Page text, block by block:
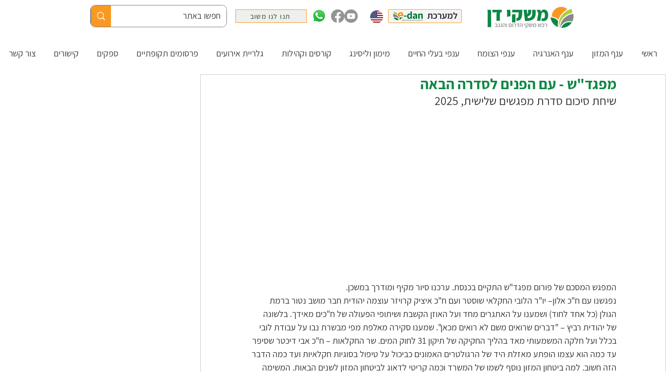
תנו לנו משוב
ראשי ענף המזון ענף האנרגיה ענפי הצומח ענפי בעלי החיים מימון וליסינג קורסים וקהילות גלריית אירועים פרסומים תקופתיים ספקים קישורים צור קשר
מפגד"ש - עם הפנים לסדרה הבאה
שיחת סיכום סדרת מפגשים שלישית, 2025
המפגש המסכם של פורום מפגד"ש התקיים בכנסת. ערכנו סיור מקיף ומודרך במשכן.
נפגשנו עם ח"כ אלון– יו"ר הלובי החקלאי שוסטר ועם ח"כ איציק קרויזר עוצמה יהודית חבר מושב נטור ברמת
הגולן (כל אחד לחוד) ושמענו על האתגרים מחד ועל האוזן הקשבת ושיתופי הפעולה של ח"כים מאידך. בלשונה
של יהודית רביץ – "דברים שרואים משם לא רואים מכאן". שמענו סקירה מאלפת מפי מבשרת נבו על עבודת לובי
בכלל ועל חלקה המשמעותי מאד בהליך החקיקה של תיקון 31 לחוק המים. שר החקלאות – ח"כ אבי דיכטר שסיפר
עד כמה הוא עצמו הופתע מאזלת היד של הרגולטרים האמונים כביכול על טיפול בסוגיות חקלאיות ועד כמה הדבר
הזה חשוב. למה ביטחון המזון נוסף לשמו של המשרד וכמה קריטי לדאוג לביטחון המזון לשנים הבאות. המשימה